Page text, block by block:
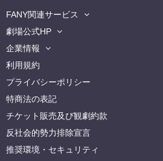
FANY関連サービス
劇場公式HP
企業情報
利用規約
プライバシーポリシー
特商法の表記
チケット販売及び観劇約款
反社会的勢力排除宣言
推奨環境・セキュリティ